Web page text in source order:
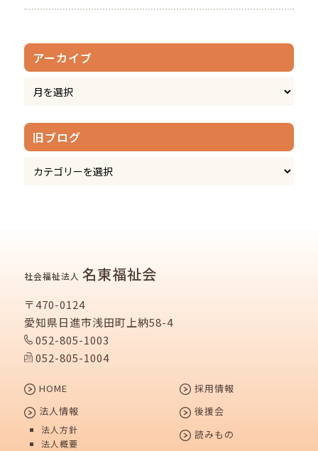
アーカイブ
旧ブログ
社会福祉法人 名東福祉会
〒470-0124
愛知県日進市浅田町上納58-4
052-805-1003
052-805-1004
HOME
法人情報
法人方針
法人概要
採用情報
後援会
読みもの